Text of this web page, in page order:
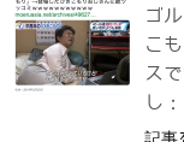
ゴ
こ
ス
し